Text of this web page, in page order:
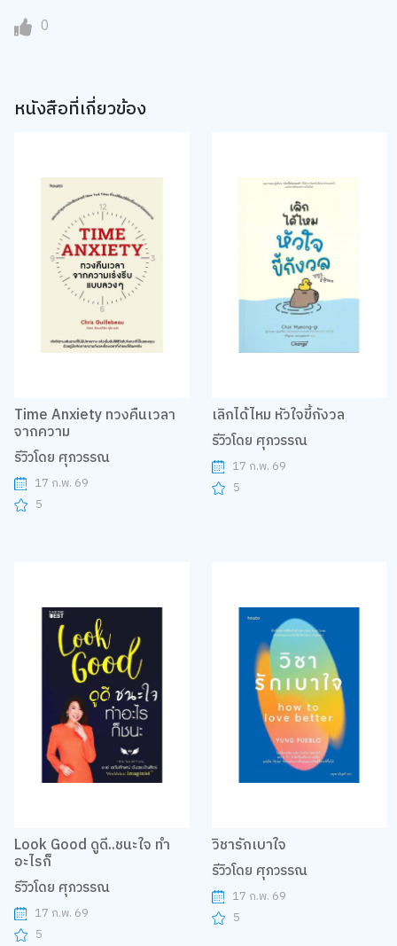
0
หนังสือที่เกี่ยวข้อง
Time Anxiety ทวงคืนเวลา
จากความ
รีวิวโดย ศุภวรรณ
17 ก.พ. 69
5
เลิกได้ไหม หัวใจขี้กังวล
รีวิวโดย ศุภวรรณ
17 ก.พ. 69
5
Look Good ดูดี..ชนะใจ ทำ
อะไรก็
รีวิวโดย ศุภวรรณ
17 ก.พ. 69
5
วิชารักเบาใจ
รีวิวโดย ศุภวรรณ
17 ก.พ. 69
5